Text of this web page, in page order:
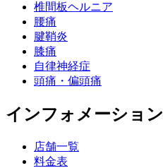
椎間板ヘルニア
腰痛
腱鞘炎
膝痛
自律神経症
頭痛・偏頭痛
インフォメーション
店舗一覧
料金表